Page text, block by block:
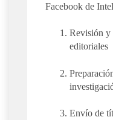
Facebook de
Revisión y
editoriales
Envío de